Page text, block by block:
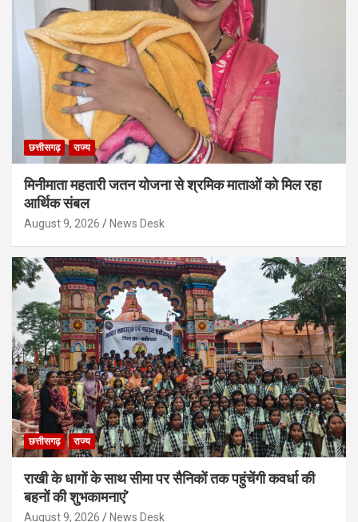
छत्तीसगढ़ राज्य
मिनीमाता महतारी जतन योजना से श्रमिक माताओं को मिल रहा
आर्थिक संबल
August 9, 2026 News Desk
छत्तीसगढ़ राज्य
राखी के धागों के साथ सीमा पर सैनिकों तक पहुंचेंगी कवर्धा की
बहनों की शुभकामनाएं’
August 9, 2026 News Desk